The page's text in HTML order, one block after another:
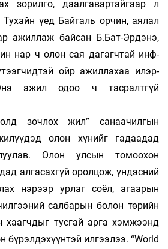
зорилго, даалгавартайгаар л
үед Байгаль орчин, аялал
ажиллаж байсан Б.Бат-Эр­дэнэ,
нар ч олон сая дагагчтай инф­
ойр ажиллахаа илэр­
ажил одоо ч тасралтгүй
зочлох жил” санаа­чил­­гын
олон хү­нийг гадаадад
Олон улсын томоохон
ал­­га­сах­гүй оролцож, үндэсний
нэрээр урлаг соёл, агаарын
салбарын болон төрийн
хаагчдыг тусгай арга хэм­жээнд
бүрэлдэхүүнтэй ил­гээлээ. “World